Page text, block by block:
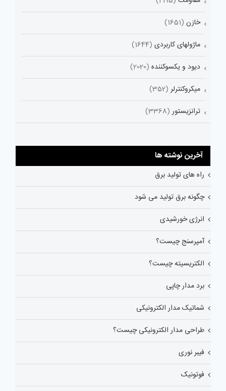
خازن (1651)
ماژولهای کاربردی (1644)
دیود و یکسوکننده (2020)
میکروکنترلر (352)
ترانزیستور (3368)
آخرین نوشته ها
راه های تولید برق
چگونه برق تولید می شود
انرژی خورشیدی
آمپرسنج چیست؟
الکتریسیته چیست؟
برد مدار چاپی
شماتیک مدار الکترونیکی
طراحی مدار الکترونیکی چیست؟
فیبر نوری
فوتونیک